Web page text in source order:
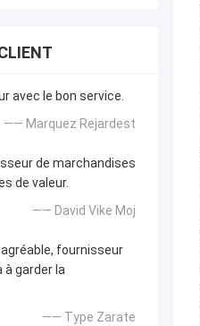
avec le bon service.
—— Marquez Rejardest
de marchandises
de valeur.
—— David Vike Moj
fournisseur
à garder la
—— Type Zarate